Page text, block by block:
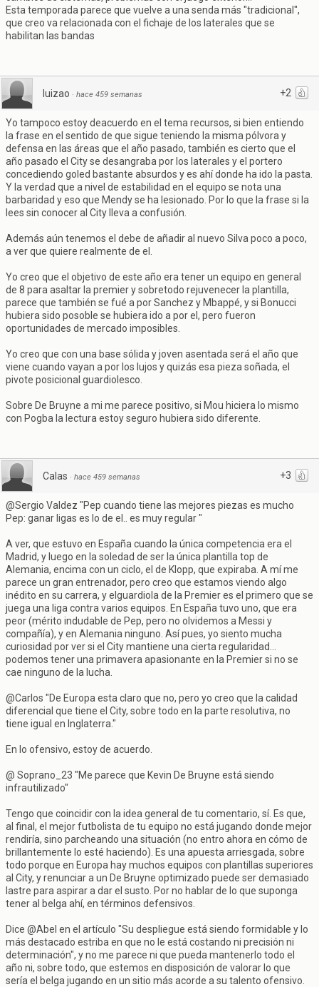
Esta temporada parece que vuelve a una senda más "tradicional",
que creo va relacionada con el fichaje de los laterales que se
habilitan las bandas
+2
luizao · hace 459 semanas
Yo tampoco estoy deacuerdo en el tema recursos, si bien entiendo
la frase en el sentido de que sigue teniendo la misma pólvora y
defensa en las áreas que el año pasado, también es cierto que el
año pasado el City se desangraba por los laterales y el portero
concediendo goled bastante absurdos y es ahí donde ha ido la pasta.
Y la verdad que a nivel de estabilidad en el equipo se nota una
barbaridad y eso que Mendy se ha lesionado. Por lo que la frase si la
lees sin conocer al City lleva a confusión.
Además aún tenemos el debe de añadir al nuevo Silva poco a poco,
a ver que quiere realmente de el.
Yo creo que el objetivo de este año era tener un equipo en general
de 8 para asaltar la premier y sobretodo rejuvenecer la plantilla,
parece que también se fué a por Sanchez y Mbappé, y si Bonucci
hubiera sido posoble se hubiera ido a por el, pero fueron
oportunidades de mercado imposibles.
Yo creo que con una base sólida y joven asentada será el año que
viene cuando vayan a por los lujos y quizás esa pieza soñada, el
pivote posicional guardiolesco.
Sobre De Bruyne a mi me parece positivo, si Mou hiciera lo mismo
con Pogba la lectura estoy seguro hubiera sido diferente.
+3
Calas · hace 459 semanas
@Sergio Valdez "Pep cuando tiene las mejores piezas es mucho
Pep: ganar ligas es lo de el.. es muy regular "
A ver, que estuvo en España cuando la única competencia era el
Madrid, y luego en la soledad de ser la única plantilla top de
Alemania, encima con un ciclo, el de Klopp, que expiraba. A mí me
parece un gran entrenador, pero creo que estamos viendo algo
inédito en su carrera, y elguardiola de la Premier es el primero que se
juega una liga contra varios equipos. En España tuvo uno, que era
peor (mérito indudable de Pep, pero no olvidemos a Messi y
compañía), y en Alemania ninguno. Así pues, yo siento mucha
curiosidad por ver si el City mantiene una cierta regularidad...
podemos tener una primavera apasionante en la Premier si no se
cae ninguno de la lucha.
@Carlos "De Europa esta claro que no, pero yo creo que la calidad
diferencial que tiene el City, sobre todo en la parte resolutiva, no
tiene igual en Inglaterra."
En lo ofensivo, estoy de acuerdo.
@ Soprano_23 "Me parece que Kevin De Bruyne está siendo
infrautilizado"
Tengo que coincidir con la idea general de tu comentario, sí. Es que,
al final, el mejor futbolista de tu equipo no está jugando donde mejor
rendiría, sino parcheando una situación (no entro ahora en cómo de
brillantemente lo esté haciendo). Es una apuesta arriesgada, sobre
todo porque en Europa hay muchos equipos con plantillas superiores
al City, y renunciar a un De Bruyne optimizado puede ser demasiado
lastre para aspirar a dar el susto. Por no hablar de lo que suponga
tener al belga ahí, en términos defensivos.
Dice @Abel en el artículo "Su despliegue está siendo formidable y lo
más destacado estriba en que no le está costando ni precisión ni
determinación", y no me parece ni que pueda mantenerlo todo el
año ni, sobre todo, que estemos en disposición de valorar lo que
sería el belga jugando en un sitio más acorde a su talento ofensivo.